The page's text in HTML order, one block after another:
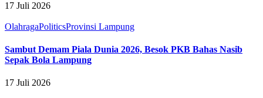
17 Juli 2026
OlahragaPoliticsProvinsi Lampung
Sambut Demam Piala Dunia 2026, Besok PKB Bahas Nasib
Sepak Bola Lampung
17 Juli 2026